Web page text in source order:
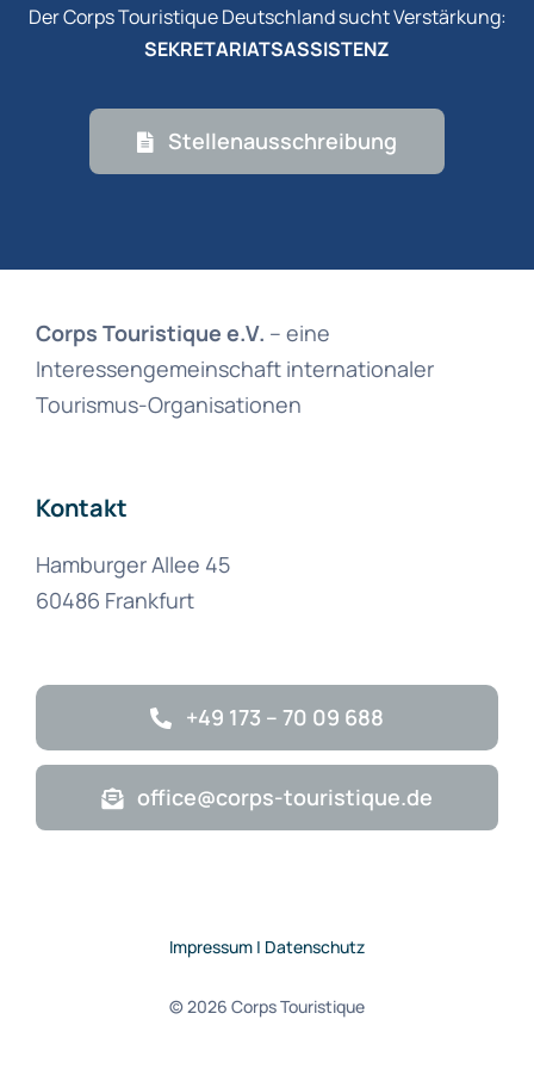
Der Corps Touristique Deutschland sucht Verstärkung:
SEKRETARIATSASSISTENZ
Stellenausschreibung
Corps Touristique e.V. – eine
Interessengemeinschaft internationaler
Tourismus-Organisationen
Kontakt
Hamburger Allee 45
60486 Frankfurt
+49 173 – 70 09 688
office@corps-touristique.de
Impressum | Datenschutz
© 2026 Corps Touristique